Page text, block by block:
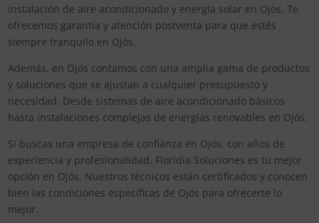
instalación de aire acondicionado y energía solar en Ojós. Te
ofrecemos garantía y atención postventa para que estés
siempre tranquilo en Ojós.
Además, en Ojós contamos con una amplia gama de productos
y soluciones que se ajustan a cualquier presupuesto y
necesidad. Desde sistemas de aire acondicionado básicos
hasta instalaciones complejas de energías renovables en Ojós.
Si buscas una empresa de confianza en Ojós, con años de
experiencia y profesionalidad, Floridia Soluciones es tu mejor
opción en Ojós. Nuestros técnicos están certificados y conocen
bien las condiciones específicas de Ojós para ofrecerte lo
mejor.